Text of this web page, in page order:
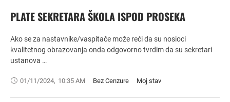
PLATE SEKRETARA ŠKOLA ISPOD PROSEKA
Ako se za nastavnike/vaspitače može reći da su nosioci
kvalitetnog obrazovanja onda odgovorno tvrdim da su sekretari
ustanova …
01/11/2024, 10:35 AM Bez Cenzure Moj stav